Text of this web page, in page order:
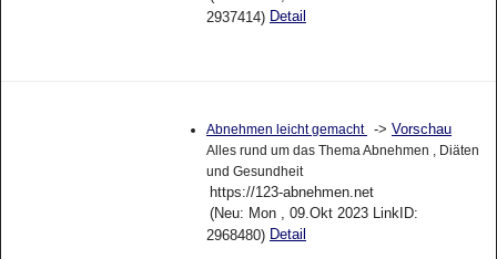
2937414) Detail
Abnehmen leicht gemacht -> Vorschau
Alles rund um das Thema Abnehmen , Diäten
und Gesundheit
https://123-abnehmen.net
(Neu: Mon , 09.Okt 2023 LinkID:
2968480) Detail